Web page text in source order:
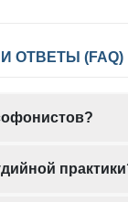
И ОТВЕТЫ (FAQ)